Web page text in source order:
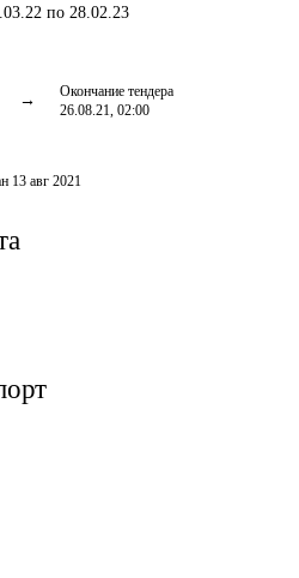
по 28.02.23
Окончание тендера
26.08.21, 02:00
13 авг 2021